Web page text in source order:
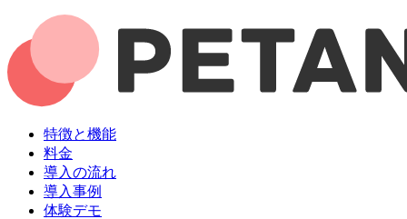
特徴と機能
料金
導入の流れ
導入事例
体験デモ